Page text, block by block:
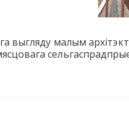
выгляду малым